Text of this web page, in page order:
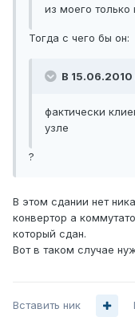
из моего только
Тогда с чего бы он:
В 15.06.2010
фактически
узле
?
В этом сдании нет
конвертор а
который сдан.
Вот в таком случае
Вставить ник